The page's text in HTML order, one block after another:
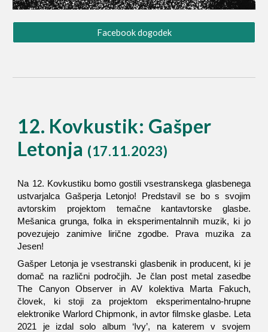
Facebook dogodek
12. Kovkustik: Gašper
Letonja (17.11.2023)
Na 12. Kovkustiku bomo gostili vsestranskega glasbenega
ustvarjalca Gašperja Letonjo! Predstavil se bo s svojim
avtorskim projektom temačne kantavtorske glasbe.
Mešanica grunga, folka in eksperimentalnnih muzik, ki jo
povezujejo zanimive lirične zgodbe. Prava muzika za
Jesen!
Gašper Letonja je vsestranski glasbenik in producent, ki je
domač na različni področjih. Je član post metal zasedbe
The Canyon Observer in AV kolektiva Marta Fakuch,
človek, ki stoji za projektom eksperimentalno-hrupne
elektronike Warlord Chipmonk, in avtor filmske glasbe. Leta
2021 je izdal solo album ‘Ivy’, na katerem v svojem